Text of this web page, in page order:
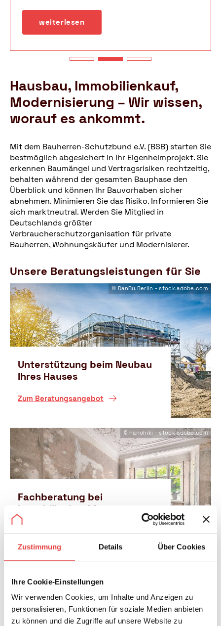
Zustimmung Details Über Cookies
Ihre Cookie-Einstellungen
Wir verwenden Cookies, um Inhalte und Anzeigen zu
personalisieren, Funktionen für soziale Medien anbieten
zu können und die Zugriffe auf unsere Website zu
weiterlesen
Hausbau, Immobilienkauf,
Modernisierung – Wir wissen,
worauf es ankommt.
Mit dem Bauherren-Schutzbund e.V. (BSB) starten Sie
bestmöglich abgesichert in Ihr Eigenheimprojekt. Sie
erkennen Baumängel und Vertragsrisiken rechtzeitig,
behalten während der gesamten Bauphase den
Überblick und können Ihr Bauvorhaben sicher
abnehmen. Minimieren Sie das Risiko. Informieren Sie
sich marktneutral. Werden Sie Mitglied in
Deutschlands größter
Verbraucherschutzorganisation für private
Bauherren, Wohnungskäufer und Modernisierer.
Unsere Beratungsleistungen für Sie
© DanBu.Berlin - stock.adobe.com
Unterstützung beim Neubau
Ihres Hauses
Z
B
e
r
a
t
n
g
s
g
e
o
t
Zum Beratungsangebot
© hanohiki - stock.adobe.com
Fachberatung bei
Immobilienkauf &
energetischer Modernisierung
Z
u
m
e
r
a
t
Zum Beratungsangebot